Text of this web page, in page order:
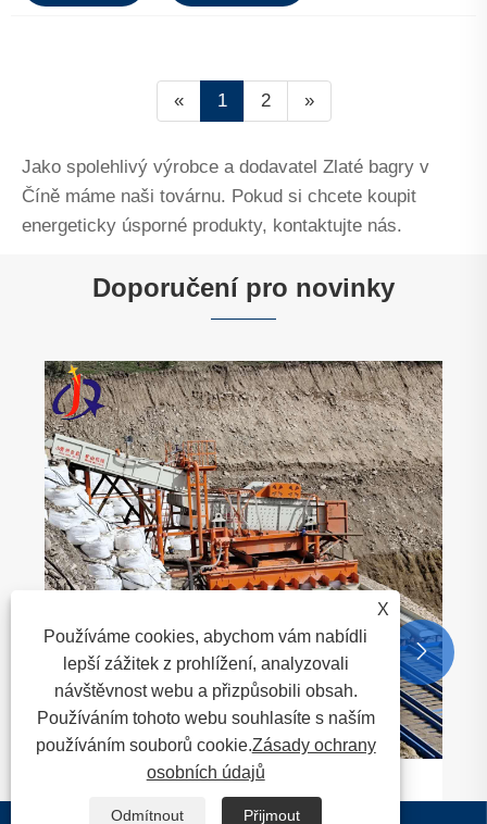
« 1 2 »
Jako spolehlivý výrobce a dodavatel Zlaté bagry v
Číně máme naši továrnu. Pokud si chcete koupit
energeticky úsporné produkty, kontaktujte nás.
Doporučení pro novinky
Co dělá odstředivý koncentrátor nezbytným
v moderní těžbě?
Ukázat více >>

X
Používáme cookies, abychom vám nabídli
lepší zážitek z prohlížení, analyzovali
návštěvnost webu a přizpůsobili obsah.
Používáním tohoto webu souhlasíte s naším
používáním souborů cookie.Zásady ochrany
osobních údajů
Odmítnout Přijmout